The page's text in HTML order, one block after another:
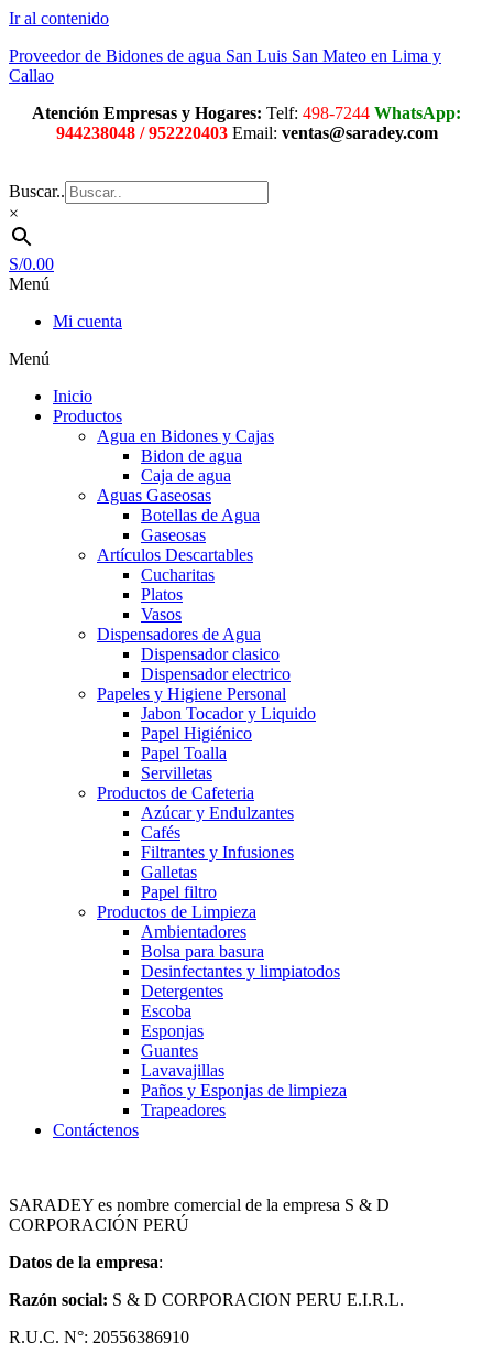
Ir al contenido
Proveedor de Bidones de agua San Luis San Mateo en Lima y
Callao
Atención Empresas y Hogares: Telf: 498-7244 WhatsApp:
944238048 / 952220403Email: ventas@saradey.com
Buscar..
×
S/0.00
Menú
Mi cuenta
Menú
Inicio
Productos
Agua en Bidones y Cajas
Bidon de agua
Caja de agua
Aguas Gaseosas
Botellas de Agua
Gaseosas
Artículos Descartables
Cucharitas
Platos
Vasos
Dispensadores de Agua
Dispensador clasico
Dispensador electrico
Papeles y Higiene Personal
Jabon Tocador y Liquido
Papel Higiénico
Papel Toalla
Servilletas
Productos de Cafeteria
Azúcar y Endulzantes
Cafés
Filtrantes y Infusiones
Galletas
Papel filtro
Productos de Limpieza
Ambientadores
Bolsa para basura
Desinfectantes y limpiatodos
Detergentes
Escoba
Esponjas
Guantes
Lavavajillas
Paños y Esponjas de limpieza
Trapeadores
Contáctenos
SARADEY es nombre comercial de la empresa S & D
CORPORACIÓN PERÚ
Datos de la empresa:
Razón social: S & D CORPORACION PERU E.I.R.L.
R.U.C. N°: 20556386910